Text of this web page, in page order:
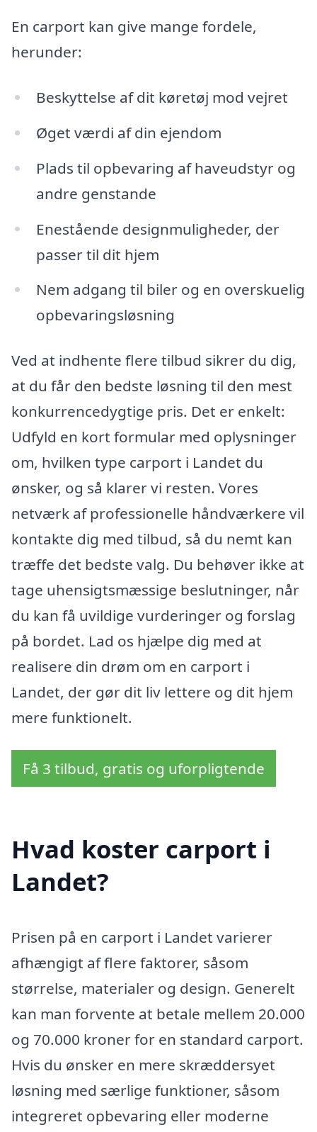
En carport kan give mange fordele,
herunder:
Beskyttelse af dit køretøj mod vejret
Øget værdi af din ejendom
Plads til opbevaring af haveudstyr og
andre genstande
Enestående designmuligheder, der
passer til dit hjem
Nem adgang til biler og en overskuelig
opbevaringsløsning
Ved at indhente flere tilbud sikrer du dig,
at du får den bedste løsning til den mest
konkurrencedygtige pris. Det er enkelt:
Udfyld en kort formular med oplysninger
om, hvilken type carport i Landet du
ønsker, og så klarer vi resten. Vores
netværk af professionelle håndværkere vil
kontakte dig med tilbud, så du nemt kan
træffe det bedste valg. Du behøver ikke at
tage uhensigtsmæssige beslutninger, når
du kan få uvildige vurderinger og forslag
på bordet. Lad os hjælpe dig med at
realisere din drøm om en carport i
Landet, der gør dit liv lettere og dit hjem
mere funktionelt.
Få 3 tilbud, gratis og uforpligtende
Hvad koster carport i
Landet?
Prisen på en carport i Landet varierer
afhængigt af flere faktorer, såsom
størrelse, materialer og design. Generelt
kan man forvente at betale mellem 20.000
og 70.000 kroner for en standard carport.
Hvis du ønsker en mere skræddersyet
løsning med særlige funktioner, såsom
integreret opbevaring eller moderne